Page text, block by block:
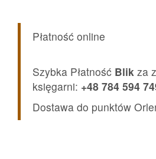
Płatność online
Szybka Płatność Blik za
księgarni: +48 784 594
Dostawa do punktów